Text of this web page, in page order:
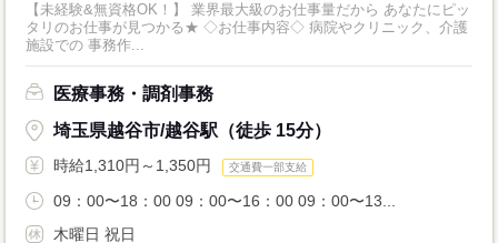
【未経験&無資格OK！】 業界最大級のお仕事量だから あなたにピッ
タリのお仕事が見つかる★ ◇お仕事内容◇ 病院やクリニック、介護
施設での 事務作...
医療事務・調剤事務
埼玉県越谷市/越谷駅（徒歩 15分）
時給1,310円～1,350円 交通費一部支給
09：00〜18：00 09：00〜16：00 09：00〜13...
木曜日 祝日